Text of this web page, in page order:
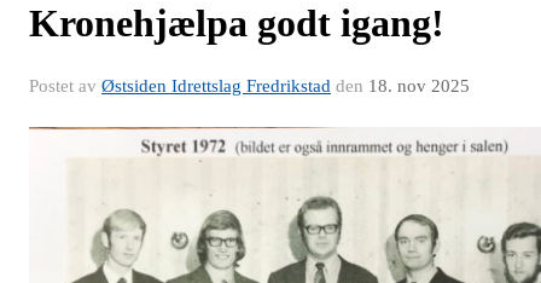
Kronehjælpa godt igang!
Postet av Østsiden Idrettslag Fredrikstad den 18. nov 2025